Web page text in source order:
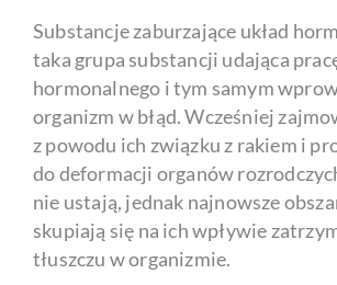
Substancje zaburzające układ
taka grupa substancji udająca
hormonalnego i tym samym
organizm w błąd. Wcześniej
z powodu ich związku z rakiem i
do deformacji organów
nie ustają, jednak najnowsze
skupiają się na ich wpływie
tłuszczu w organizmie.